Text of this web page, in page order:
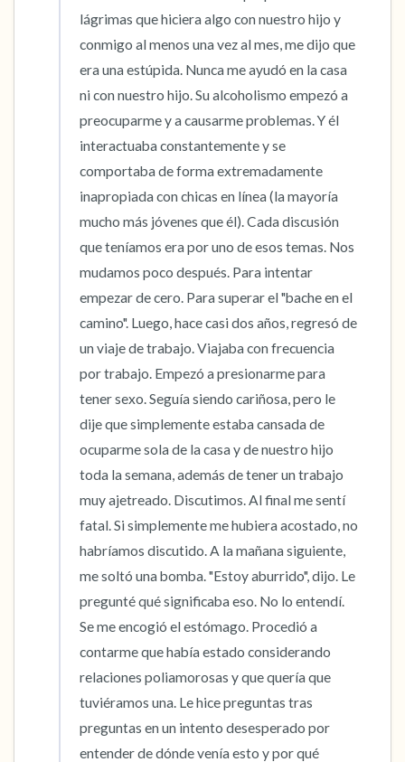
lágrimas que hiciera algo con nuestro hijo y
conmigo al menos una vez al mes, me dijo que
era una estúpida. Nunca me ayudó en la casa
ni con nuestro hijo. Su alcoholismo empezó a
preocuparme y a causarme problemas. Y él
interactuaba constantemente y se
comportaba de forma extremadamente
inapropiada con chicas en línea (la mayoría
mucho más jóvenes que él). Cada discusión
que teníamos era por uno de esos temas. Nos
mudamos poco después. Para intentar
empezar de cero. Para superar el "bache en el
camino". Luego, hace casi dos años, regresó de
un viaje de trabajo. Viajaba con frecuencia
por trabajo. Empezó a presionarme para
tener sexo. Seguía siendo cariñosa, pero le
dije que simplemente estaba cansada de
ocuparme sola de la casa y de nuestro hijo
toda la semana, además de tener un trabajo
muy ajetreado. Discutimos. Al final me sentí
fatal. Si simplemente me hubiera acostado, no
habríamos discutido. A la mañana siguiente,
me soltó una bomba. "Estoy aburrido", dijo. Le
pregunté qué significaba eso. No lo entendí.
Se me encogió el estómago. Procedió a
contarme que había estado considerando
relaciones poliamorosas y que quería que
tuviéramos una. Le hice preguntas tras
preguntas en un intento desesperado por
entender de dónde venía esto y por qué